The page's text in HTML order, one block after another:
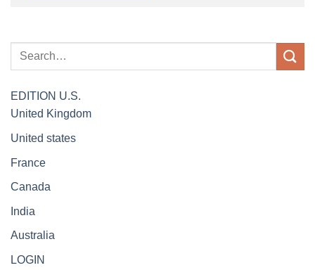
EDITION U.S.
United Kingdom
United states
France
Canada
India
Australia
LOGIN